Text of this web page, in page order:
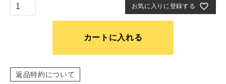
お気に入りに登録する
カートに入れる
返品特約について